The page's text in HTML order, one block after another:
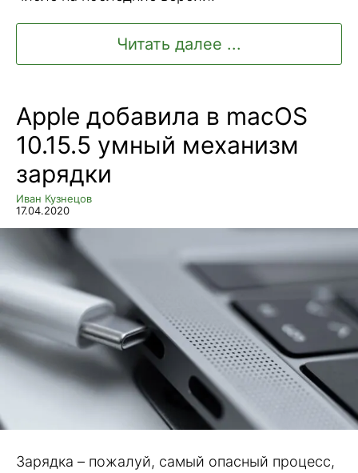
Читать далее ...
Apple добавила в macOS
10.15.5 умный механизм
зарядки
Иван Кузнецов
17.04.2020
Зарядка – пожалуй, самый опасный процесс,